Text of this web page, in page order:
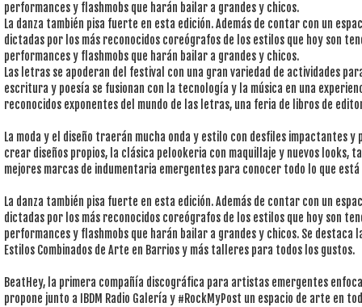
performances y flashmobs que harán bailar a grandes y chicos.
La danza también pisa fuerte en esta edición. Además de contar con un
dictadas por los más reconocidos coreógrafos de los estilos que hoy son
performances y flashmobs que harán bailar a grandes y chicos.
Las letras se apoderan del festival con una gran variedad de actividades
escritura y poesía se fusionan con la tecnología y la música en una
reconocidos exponentes del mundo de las letras, una feria de libros de
La moda y el diseño traerán mucha onda y estilo con desfiles impactantes
crear diseños propios, la clásica pelookeria con maquillaje y nuevos looks,
mejores marcas de indumentaria emergentes para conocer todo lo que está
La danza también pisa fuerte en esta edición. Además de contar con un
dictadas por los más reconocidos coreógrafos de los estilos que hoy son
performances y flashmobs que harán bailar a grandes y chicos. Se destaca
Estilos Combinados de Arte en Barrios y más talleres para todos los gustos.
BeatHey, la primera compañía discográfica para artistas emergentes
propone junto a IBDM Radio Galería y #RockMyPost un espacio de arte en